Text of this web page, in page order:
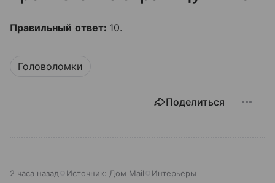
Правильный ответ: 10.
Головоломки
Поделиться
2 часа назад Источник: Дом Mail Интерьеры